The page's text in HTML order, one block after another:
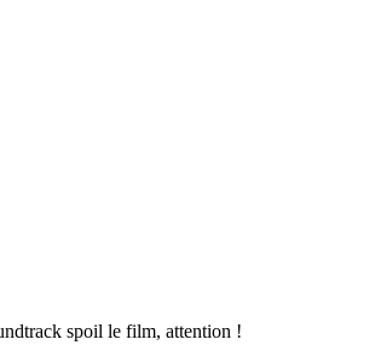
spoil le film, attention !